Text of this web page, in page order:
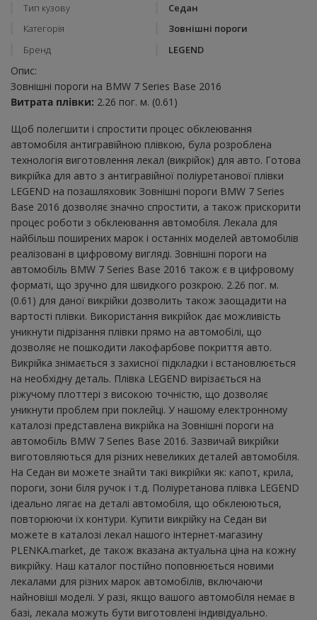
Тип кузову
Седан
Категорія
Зовнішні пороги
Бренд
LEGEND
Опис:
Зовнішні пороги на BMW 7 Series Base 2016
Витрата плівки: 2.26 пог. м. (0.61)
Щоб полегшити і спростити процес обклеювання
автомобіля антигравійною плівкою, була розроблена
технологія виготовлення лекал (викрійок) для авто. Готова
викрійка для авто з антигравійної поліуретанової плівки
LEGEND на позашляховик Зовнішні пороги BMW 7 Series
Base 2016 дозволяє значно спростити, а також прискорити
процес роботи з обклеювання автомобіля. Лекала для
найбільш поширених марок і останніх моделей автомобілів
реалізовані в цифровому вигляді. Зовнішні пороги на
автомобіль BMW 7 Series Base 2016 також є в цифровому
форматі, що зручно для швидкого розкрою. 2.26 пог. м.
(0.61) для даної викрійки дозволить також заощадити на
вартості плівки. Використання викрійок дає можливість
уникнути підрізання плівки прямо на автомобілі, що
дозволяє не пошкодити лакофарбове покриття авто.
Викрійка знімається з захисної підкладки і встановлюється
на необхідну деталь. Плівка LEGEND вирізається на
ріжучому плоттері з високою точністю, що дозволяє
уникнути проблем при поклейці. У нашому електронному
каталозі представлена ​​викрійка на Зовнішні пороги на
автомобіль BMW 7 Series Base 2016. Зазвичай викрійки
виготовляються для різних невеликих деталей автомобіля.
На Седан ви можете знайти такі викрійки як: капот, крила,
пороги, зони біля ручок і т.д. Поліуретанова плівка LEGEND
ідеально лягає на деталі автомобіля, що обклеюються,
повторюючи їх контури. Купити викрійку на Седан ви
можете в каталозі лекал нашого інтернет-магазину
PLENKA.market, де також вказана актуальна ціна на кожну
викрійку. Наш каталог постійно поповнюється новими
лекалами для різних марок автомобілів, включаючи
найновіші моделі. У разі, якщо вашого автомобіля немає в
базі, лекала можуть бути виготовлені індивідуально.